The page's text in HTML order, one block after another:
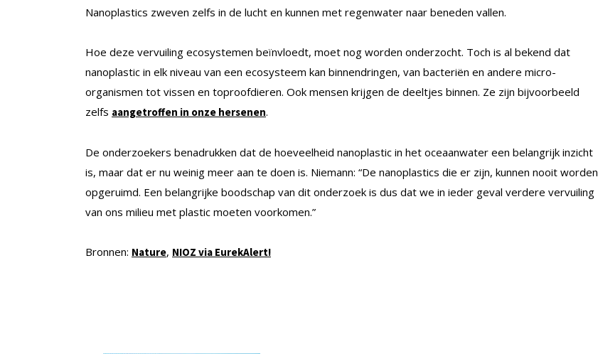
Nanoplastics zweven zelfs in de lucht en kunnen met regenwater naar beneden vallen.
Hoe deze vervuiling ecosystemen beïnvloedt, moet nog worden onderzocht. Toch is al bekend dat
nanoplastic in elk niveau van een ecosysteem kan binnendringen, van bacteriën en andere micro-
organismen tot vissen en toproofdieren. Ook mensen krijgen de deeltjes binnen. Ze zijn bijvoorbeeld
zelfs aangetroffen in onze hersenen.
De onderzoekers benadrukken dat de hoeveelheid nanoplastic in het oceaanwater een belangrijk inzicht
is, maar dat er nu weinig meer aan te doen is. Niemann: “De nanoplastics die er zijn, kunnen nooit worden
opgeruimd. Een belangrijke boodschap van dit onderzoek is dus dat we in ieder geval verdere vervuiling
van ons milieu met plastic moeten voorkomen.”
Bronnen: Nature, NIOZ via EurekAlert!